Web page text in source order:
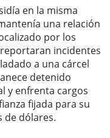
en la misma
una relación
por los
incidentes
a una cárcel
detenido
y enfrenta cargos
fijada para su
de dólares.